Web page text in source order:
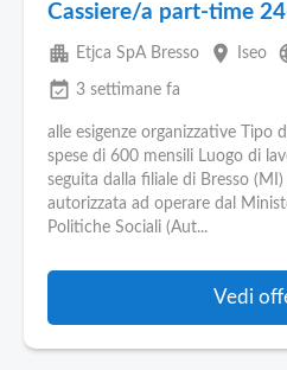
Cassiere/a part-time
apartment Etjca SpA Bresso place Iseo
event_available 3 settimane fa
alle esigenze organizzative Tipo
spese di 600 mensili Luogo di
seguita dalla filiale di Bresso
autorizzata ad operare dal
Politiche Sociali (Aut...
Vedi